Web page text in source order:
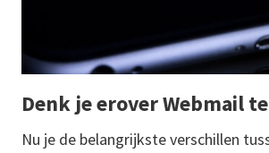
Denk je erover Webmail
Nu je de belangrijkste verschillen